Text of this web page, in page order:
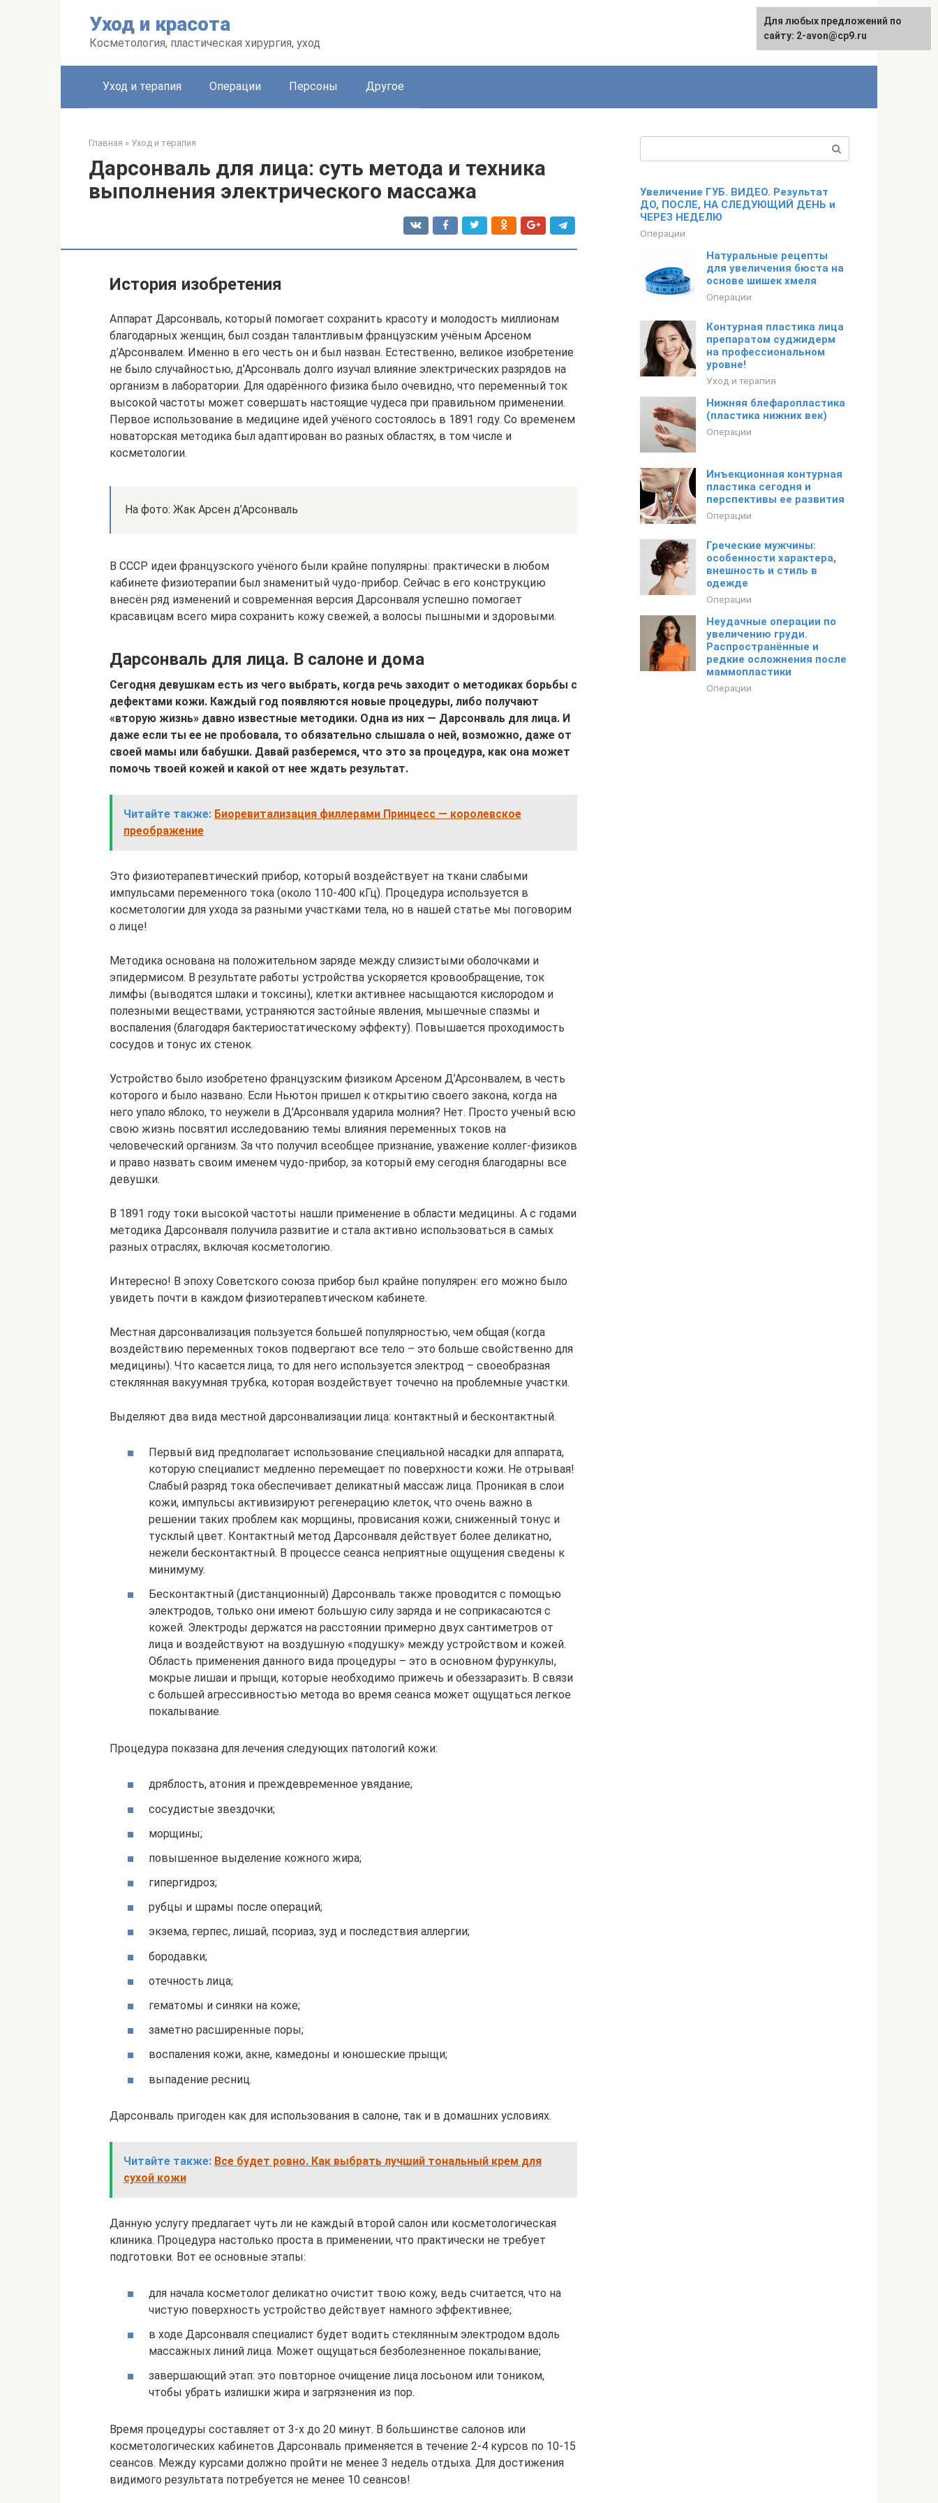
Уход и красота
Косметология, пластическая хирургия, уход
Уход и терапия Операции Персоны Другое
Главная » Уход и терапия
Дарсонваль для лица: суть метода и техника
выполнения электрического массажа
История изобретения
Аппарат Дарсонваль, который помогает сохранить красоту и молодость миллионам
благодарных женщин, был создан талантливым французским учёным Арсеном
д’Арсонвалем. Именно в его честь он и был назван. Естественно, великое изобретение
не было случайностью, д’Арсонваль долго изучал влияние электрических разрядов на
организм в лаборатории. Для одарённого физика было очевидно, что переменный ток
высокой частоты может совершать настоящие чудеса при правильном применении.
Первое использование в медицине идей учёного состоялось в 1891 году. Со временем
новаторская методика был адаптирован во разных областях, в том числе и
косметологии.
На фото: Жак Арсен д’Арсонваль
В СССР идеи французского учёного были крайне популярны: практически в любом
кабинете физиотерапии был знаменитый чудо-прибор. Сейчас в его конструкцию
внесён ряд изменений и современная версия Дарсонваля успешно помогает
красавицам всего мира сохранить кожу свежей, а волосы пышными и здоровыми.
Дарсонваль для лица. В салоне и дома
Сегодня девушкам есть из чего выбрать, когда речь заходит о методиках борьбы с
дефектами кожи. Каждый год появляются новые процедуры, либо получают
«вторую жизнь» давно известные методики. Одна из них — Дарсонваль для лица. И
даже если ты ее не пробовала, то обязательно слышала о ней, возможно, даже от
своей мамы или бабушки. Давай разберемся, что это за процедура, как она может
помочь твоей кожей и какой от нее ждать результат.
Читайте также: Биоревитализация филлерами Принцесс — королевское
преображение
Это физиотерапевтический прибор, который воздействует на ткани слабыми
импульсами переменного тока (около 110-400 кГц). Процедура используется в
косметологии для ухода за разными участками тела, но в нашей статье мы поговорим
о лице!
Методика основана на положительном заряде между слизистыми оболочками и
эпидермисом. В результате работы устройства ускоряется кровообращение, ток
лимфы (выводятся шлаки и токсины), клетки активнее насыщаются кислородом и
полезными веществами, устраняются застойные явления, мышечные спазмы и
воспаления (благодаря бактериостатическому эффекту). Повышается проходимость
сосудов и тонус их стенок.
Устройство было изобретено французским физиком Арсеном Д’Арсонвалем, в честь
которого и было названо. Если Ньютон пришел к открытию своего закона, когда на
него упало яблоко, то неужели в Д’Арсонваля ударила молния? Нет. Просто ученый всю
свою жизнь посвятил исследованию темы влияния переменных токов на
человеческий организм. За что получил всеобщее признание, уважение коллег-физиков
и право назвать своим именем чудо-прибор, за который ему сегодня благодарны все
девушки.
В 1891 году токи высокой частоты нашли применение в области медицины. А с годами
методика Дарсонваля получила развитие и стала активно использоваться в самых
разных отраслях, включая косметологию.
Интересно! В эпоху Советского союза прибор был крайне популярен: его можно было
увидеть почти в каждом физиотерапевтическом кабинете.
Местная дарсонвализация пользуется большей популярностью, чем общая (когда
воздействию переменных токов подвергают все тело – это больше свойственно для
медицины). Что касается лица, то для него используется электрод – своеобразная
стеклянная вакуумная трубка, которая воздействует точечно на проблемные участки.
Выделяют два вида местной дарсонвализации лица: контактный и бесконтактный.
Первый вид предполагает использование специальной насадки для аппарата,
которую специалист медленно перемещает по поверхности кожи. Не отрывая!
Слабый разряд тока обеспечивает деликатный массаж лица. Проникая в слои
кожи, импульсы активизируют регенерацию клеток, что очень важно в
решении таких проблем как морщины, провисания кожи, сниженный тонус и
тусклый цвет. Контактный метод Дарсонваля действует более деликатно,
нежели бесконтактный. В процессе сеанса неприятные ощущения сведены к
минимуму.
Бесконтактный (дистанционный) Дарсонваль также проводится с помощью
электродов, только они имеют большую силу заряда и не соприкасаются с
кожей. Электроды держатся на расстоянии примерно двух сантиметров от
лица и воздействуют на воздушную «подушку» между устройством и кожей.
Область применения данного вида процедуры – это в основном фурункулы,
мокрые лишаи и прыщи, которые необходимо прижечь и обеззаразить. В связи
с большей агрессивностью метода во время сеанса может ощущаться легкое
покалывание.
Процедура показана для лечения следующих патологий кожи:
дряблость, атония и преждевременное увядание;
сосудистые звездочки;
морщины;
повышенное выделение кожного жира;
гипергидроз;
рубцы и шрамы после операций;
экзема, герпес, лишай, псориаз, зуд и последствия аллергии;
бородавки;
отечность лица;
гематомы и синяки на коже;
заметно расширенные поры;
воспаления кожи, акне, камедоны и юношеские прыщи;
выпадение ресниц.
Дарсонваль пригоден как для использования в салоне, так и в домашних условиях.
Читайте также: Все будет ровно. Как выбрать лучший тональный крем для
сухой кожи
Данную услугу предлагает чуть ли не каждый второй салон или косметологическая
клиника. Процедура настолько проста в применении, что практически не требует
подготовки. Вот ее основные этапы:
для начала косметолог деликатно очистит твою кожу, ведь считается, что на
чистую поверхность устройство действует намного эффективнее;
в ходе Дарсонваля специалист будет водить стеклянным электродом вдоль
массажных линий лица. Может ощущаться безболезненное покалывание;
завершающий этап: это повторное очищение лица лосьоном или тоником,
чтобы убрать излишки жира и загрязнения из пор.
Время процедуры составляет от 3-х до 20 минут. В большинстве салонов или
косметологических кабинетов Дарсонваль применяется в течение 2-4 курсов по 10-15
сеансов. Между курсами должно пройти не менее 3 недель отдыха. Для достижения
видимого результата потребуется не менее 10 сеансов!
Увеличение ГУБ. ВИДЕО. Результат
ДО, ПОСЛЕ, НА СЛЕДУЮЩИЙ ДЕНЬ и
ЧЕРЕЗ НЕДЕЛЮ
Операции
Натуральные рецепты
для увеличения бюста на
основе шишек хмеля
Операции
Контурная пластика лица
препаратом суджидерм
на профессиональном
уровне!
Уход и терапия
Нижняя блефаропластика
(пластика нижних век)
Операции
Инъекционная контурная
пластика сегодня и
перспективы ее развития
Операции
Греческие мужчины:
особенности характера,
внешность и стиль в
одежде
Операции
Неудачные операции по
увеличению груди.
Распространённые и
редкие осложнения после
маммопластики
Операции
Для любых предложений по
сайту: 2-avon@cp9.ru